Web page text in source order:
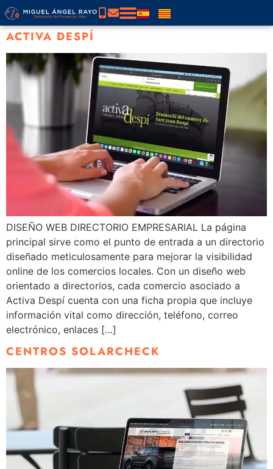
ACTIVA DESPÍ
DISEÑO WEB DIRECTORIO EMPRESARIAL La página
principal sirve como el punto de entrada a un directorio
diseñado meticulosamente para mejorar la visibilidad
online de los comercios locales. Con un diseño web
orientado a directorios, cada comercio asociado a
Activa Despí cuenta con una ficha propia que incluye
información vital como dirección, teléfono, correo
electrónico, enlaces […]
CENTROS SOLARCHECK